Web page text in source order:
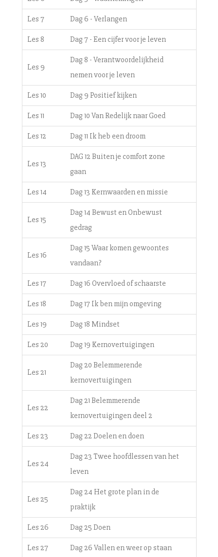
Les 7 Dag 6 - Verlangen
Les 8 Dag 7 - Een cijfer voor je leven
Les 9
Dag 8 - Verantwoordelijkheid
nemen voor je leven
Les 10 Dag 9 Positief kijken
Les 11 Dag 10 Van Redelijk naar Goed
Les 12 Dag 11 Ik heb een droom
Les 13
DAG 12 Buiten je comfort zone
gaan
Les 14 Dag 13 Kernwaarden en missie
Les 15
Dag 14 Bewust en Onbewust
gedrag
Les 16
Dag 15 Waar komen gewoontes
vandaan?
Les 17 Dag 16 Overvloed of schaarste
Les 18 Dag 17 Ik ben mijn omgeving
Les 19 Dag 18 Mindset
Les 20 Dag 19 Kernovertuigingen
Les 21
Dag 20 Belemmerende
kernovertuigingen
Les 22
Dag 21 Belemmerende
kernovertuigingen deel 2
Les 23 Dag 22 Doelen en doen
Les 24
Dag 23 Twee hoofdlessen van het
leven
Les 25
Dag 24 Het grote plan in de
praktijk
Les 26 Dag 25 Doen
Les 27 Dag 26 Vallen en weer op staan